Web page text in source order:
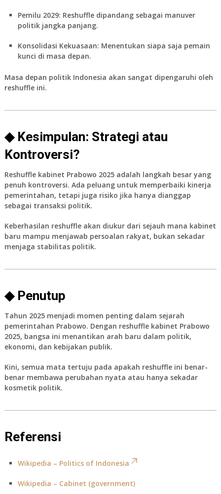
Pemilu 2029: Reshuffle dipandang sebagai manuver
politik jangka panjang.
Konsolidasi Kekuasaan: Menentukan siapa saja pemain
kunci di masa depan.
Masa depan politik Indonesia akan sangat dipengaruhi oleh
reshuffle ini.
◆ Kesimpulan: Strategi atau
Kontroversi?
Reshuffle kabinet Prabowo 2025adalah langkah besar yang
penuh kontroversi. Ada peluang untuk memperbaiki kinerja
pemerintahan, tetapi juga risiko jika hanya dianggap
sebagai transaksi politik.
Keberhasilan reshuffle akan diukur dari sejauh mana kabinet
baru mampu menjawab persoalan rakyat, bukan sekadar
menjaga stabilitas politik.
◆ Penutup
Tahun 2025 menjadi momen penting dalam sejarah
pemerintahan Prabowo. Dengan reshuffle kabinet Prabowo
2025, bangsa ini menantikan arah baru dalam politik,
ekonomi, dan kebijakan publik.
Kini, semua mata tertuju pada apakah reshuffle ini benar-
benar membawa perubahan nyata atau hanya sekadar
kosmetik politik.
Referensi
Wikipedia – Politics of Indonesia
Wikipedia – Cabinet (government)